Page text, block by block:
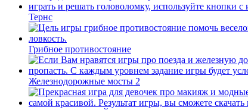
Тернс
Грибное противостояние
Железнодорожные мосты 2